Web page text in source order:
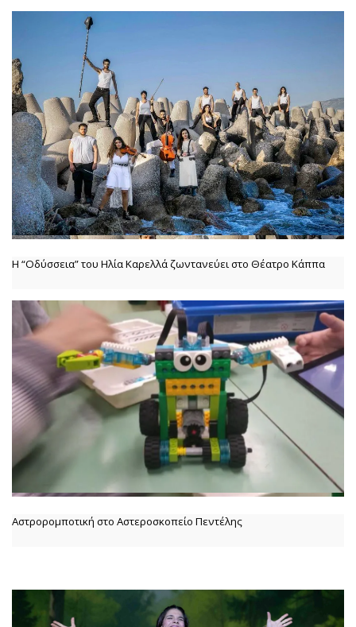
Η “Οδύσσεια” του Ηλία Καρελλά ζωντανεύει στο Θέατρο Κάππα
Αστρορομποτική στο Αστεροσκοπείο Πεντέλης